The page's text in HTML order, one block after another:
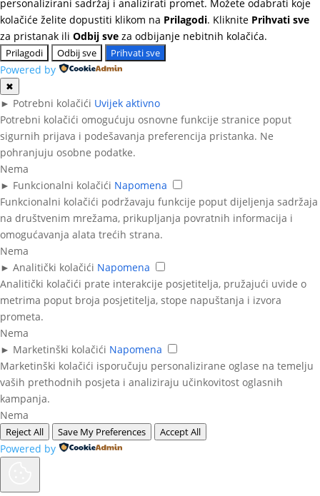
personalizirani sadržaj i analizirati promet. Možete odabrati koje
kolačiće želite dopustiti klikom na Prilagodi. Kliknite Prihvati sve
za pristanak ili Odbij sve za odbijanje nebitnih kolačića.
Prilagodi Odbij sve Prihvati sve
Powered by
✖
► Potrebni kolačići Uvijek aktivno
Potrebni kolačići omogućuju osnovne funkcije stranice poput
sigurnih prijava i podešavanja preferencija pristanka. Ne
pohranjuju osobne podatke.
Nema
► Funkcionalni kolačići Napomena
Funkcionalni kolačići podržavaju funkcije poput dijeljenja sadržaja
na društvenim mrežama, prikupljanja povratnih informacija i
omogućavanja alata trećih strana.
Nema
► Analitički kolačići Napomena
Analitički kolačići prate interakcije posjetitelja, pružajući uvide o
metrima poput broja posjetitelja, stope napuštanja i izvora
prometa.
Nema
► Marketinški kolačići Napomena
Marketinški kolačići isporučuju personalizirane oglase na temelju
vaših prethodnih posjeta i analiziraju učinkovitost oglasnih
kampanja.
Nema
Reject All Save My Preferences Accept All
Powered by